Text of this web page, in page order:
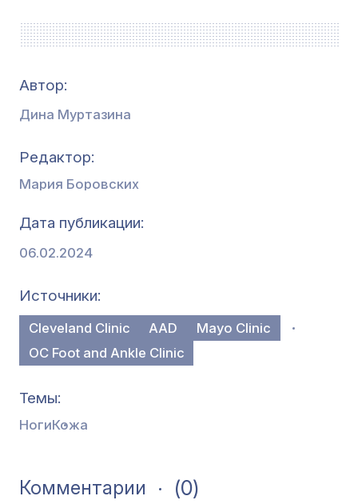
Автор:
Дина Муртазина
Редактор
Мария Боровских
Дата публикации
06.02.2024
Источники
Cleveland Clinic AAD
Mayo Clinic
OC Foot and Ankle Clinic
Темы
НогиКожа
Комментарии (0)